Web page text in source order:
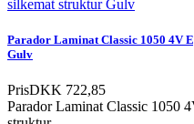
Parador Laminat Classic 1050 4V
Gulv
PrisDKK 722,85
Parador Laminat Classic 1050